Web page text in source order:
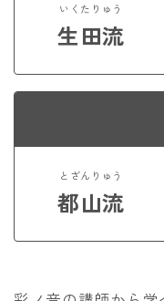
いくたりゅう
生田流
とざんりゅう
都山流